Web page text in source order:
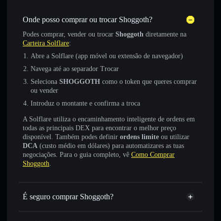
Onde posso comprar ou trocar Shoggoth?
Podes comprar, vender ou trocar Shoggoth diretamente na
Carteira Solflare:
Abre a Solflare (app móvel ou extensão de navegador)
Navega até ao separador Trocar
Seleciona SHOGGOTH como o token que queres comprar
ou vender
Introduz o montante e confirma a troca
A Solflare utiliza o encaminhamento inteligente de ordens em
todas as principais DEX para encontrar o melhor preço
disponível. Também podes definir ordens limite ou utilizar
DCA (custo médio em dólares) para automatizares as tuas
negociações. Para o guia completo, vê Como Comprar
Shoggoth.
É seguro comprar Shoggoth?
Shoggoth token verificado